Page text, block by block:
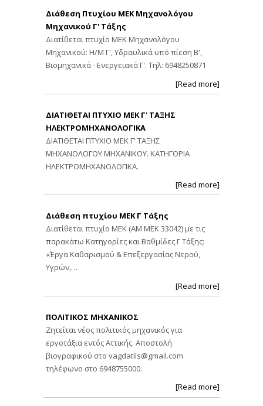
Διάθεση Πτυχίου ΜΕΚ Μηχανολόγου
Μηχανικού Γ' Τάξης
Διατίθεται πτυχίο ΜΕΚ Μηχανολόγου
Μηχανικού: Η/Μ Γ', Υδραυλικά υπό πίεση Β',
Βιομηχανικά - Ενεργειακά Γ'. Τηλ: 6948250871
[Read more]
ΔΙΑΤΙΘΕΤΑΙ ΠΤΥΧΙΟ ΜΕΚ Γ' ΤΑΞΗΣ
ΗΛΕΚΤΡΟΜΗΧΑΝΟΛΟΓΙΚΑ
ΔΙΑΤΙΘΕΤΑΙ ΠΤΥΧΙΟ ΜΕΚ Γ' ΤΑΞΗΣ
ΜΗΧΑΝΟΛΟΓΟΥ ΜΗΧΑΝΙΚΟΥ. ΚΑΤΗΓΟΡΙΑ
ΗΛΕΚΤΡΟΜΗΧΑΝΟΛΟΓΙΚΑ.
[Read more]
Διάθεση πτυχίου ΜΕΚ Γ Τάξης
Διατίθεται πτυχίο ΜΕΚ (ΑΜ ΜΕΚ 33042) με τις
παρακάτω Κατηγορίες και Βαθμίδες Γ Τάξης:
«Έργα Καθαρισμού & Επεξεργασίας Νερού,
Υγρών,…
[Read more]
ΠΟΛΙΤΙΚΟΣ ΜΗΧΑΝΙΚΟΣ
Ζητείται νέος πολιτικός μηχανικός για
εργοτάξια εντός Αττικής. Αποστολή
βιογραφικού στο vagdatlis@gmail.com
τηλέφωνο στο 6948755000.
[Read more]